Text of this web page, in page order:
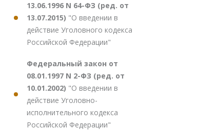
13.06.1996 N 64-ФЗ (ред. от
13.07.2015) "О введении в
действие Уголовного кодекса
Российской Федерации"
Федеральный закон от
08.01.1997 N 2-ФЗ (ред. от
10.01.2002) "О введении в
действие Уголовно-
исполнительного кодекса
Российской Федерации"